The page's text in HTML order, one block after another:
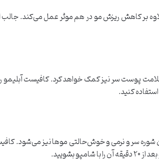
بر کاهش ریزش مو در هم موثر عمل می‌کند.
کنید.
سر و نرمی و خوش‌حالتی موها نیز می‌شود.